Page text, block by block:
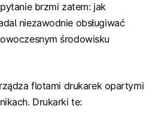
brzmi zatem: jak
niezawodnie obsługiwać
środowisku
flotami drukarek opartymi
Drukarki te: